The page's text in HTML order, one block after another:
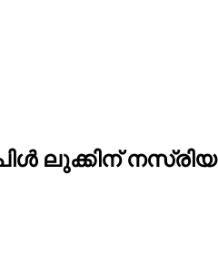
ലുക്കിന് നസ്രിയ